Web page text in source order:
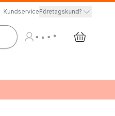
KundserviceFöretagskund?